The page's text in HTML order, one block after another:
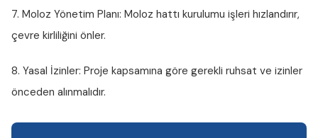
7. Moloz Yönetim Planı: Moloz hattı kurulumu işleri hızlandırır,
çevre kirliliğini önler.
8. Yasal İzinler: Proje kapsamına göre gerekli ruhsat ve izinler
önceden alınmalıdır.